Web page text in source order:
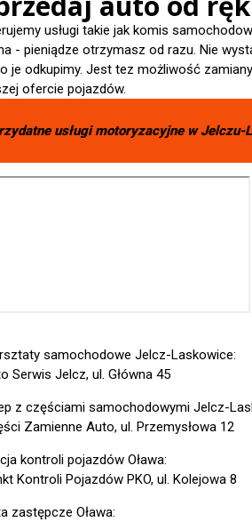
usługi takie jak komis
- pieniądze otrzymasz od razu. Nie
je odkupimy. Jest tez możliwość
ofercie pojazdów.
usługi motoryzacyjne wJelczu-
samochodowe Jelcz-Laskowice:
Serwis Jelcz, ul. Główna 45
z częściami samochodowymi Jelcz-
Zamienne Auto, ul. Przemysłowa 12
kontroli pojazdów Oława:
Kontroli Pojazdów PKO, ul. Kolejowa 8
zastępcze Oława: